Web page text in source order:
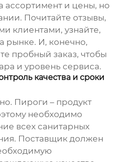
ассортимент и цены, но
Почитайте отзывы,
клиентами, узнайте,
рынке. И, конечно,
пробный заказ, чтобы
и уровень сервиса.
качества и сроки
Пироги – продукт
необходимо
всех санитарных
Поставщик должен